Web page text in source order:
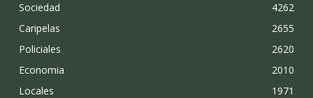
Sociedad
4262
Caripelas
2655
Policiales
2620
Economia
2010
Locales
1971